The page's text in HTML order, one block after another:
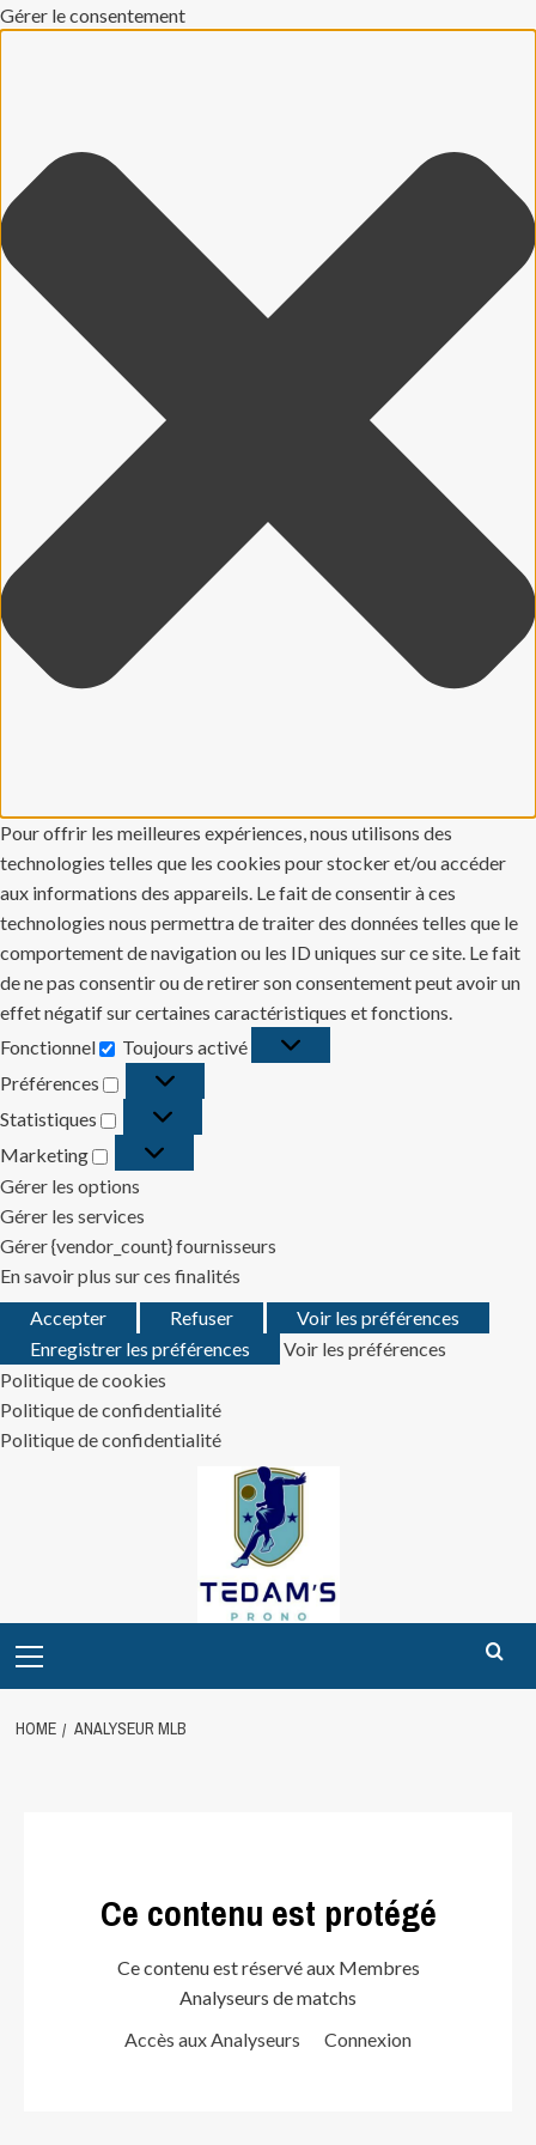
Gérer le consentement
Pour offrir les meilleures expériences, nous utilisons des
technologies telles que les cookies pour stocker et/ou accéder
aux informations des appareils. Le fait de consentir à ces
technologies nous permettra de traiter des données telles que le
comportement de navigation ou les ID uniques sur ce site. Le fait
de ne pas consentir ou de retirer son consentement peut avoir un
effet négatif sur certaines caractéristiques et fonctions.
Fonctionnel
Fonctionnel
Toujours activé
Préférences
Préférences
Statistiques
Statistiques
Marketing
Marketing
Gérer les options
Gérer les services
Gérer {vendor_count} fournisseurs
En savoir plus sur ces finalités
Accepter
Refuser
Voir les préférences
Enregistrer les préférences
Voir les préférences
Politique de cookies
Politique de confidentialité
Politique de confidentialité
Menu
HOME ANALYSEUR MLB
Ce contenu est protégé
Ce contenu est réservé aux Membres
Analyseurs de matchs
Accès aux Analyseurs
Connexion